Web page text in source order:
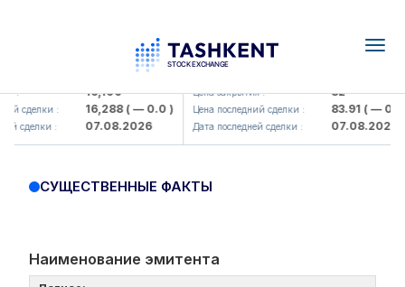
: 16,100
сделки : 16,288( — 0.0 )
сделки : 07.08.2026
KFSK (<Kafolat sug'urta
Цена закрытия : 82
Цена последний сделки : 83.91( — 0.0 )
Дата последней сделки : 07.08.2026
СУЩЕСТВЕННЫЕ ФАКТЫ
Наименование эмитента